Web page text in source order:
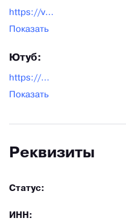
https://vk.com/blasefactory
Показать
Ютуб:
https://www.youtube.com/@blasefactory
Показать
Реквизиты
Статус:
ИНН: